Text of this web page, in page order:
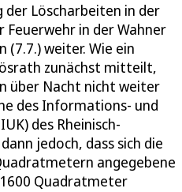
der Löscharbeiten in der
Feuerwehr in der Wahner
(7.7.) weiter. Wie ein
zunächst mitteilt,
über Nacht nicht weiter
des Informations- und
des Rheinisch-
jedoch, dass sich die
angegebene
Quadratmeter